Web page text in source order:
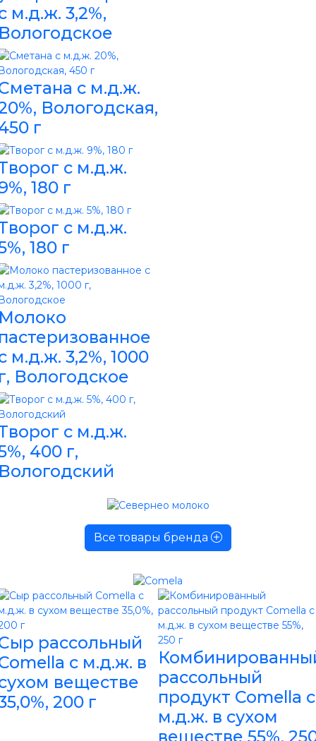
м.д.ж. 3,2%,
с м.д.ж.
Вологодская,
г
с м.д.ж.
180 г
с м.д.ж.
180 г
м.д.ж. 3,2%, 1000
Вологодское
с м.д.ж.
400 г,
Все товары бренда
рассольный
с м.д.ж. в
веществе
200 г
рассольный
продукт Comella с
м.д.ж. в сухом
веществе 55%,